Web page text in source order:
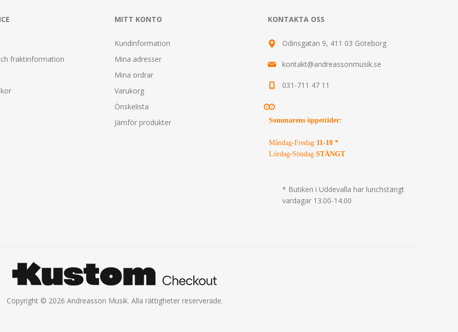
fraktinformation
MITT KONTO
Kundinformation
Mina adresser
Mina ordrar
Varukorg
Önskelista
Jämför produkter
KONTAKTA OSS
Odinsgatan 9, 411 03 Göteborg
kontakt@andreassonmusik.se
031-711 47 11
Sommarens öppettider:
Måndag-Fredag 11-18 *
Lördag-Söndag STÄNGT
* Butiken i Uddevalla har lunchstängt
vardagar 13.00-14.00
Copyright © 2026 Andreasson Musik. Alla rättigheter reserverade.